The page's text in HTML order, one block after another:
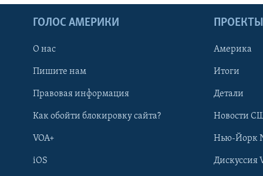
ГОЛОС АМЕРИКИ
О нас
Пишите нам
Правовая информация
Как обойти блокировку сайта?
VOA+
iOS
ПРОЕКТЫ
Америка
Итоги
Детали
Новости
Нью-Йорк
Дискуссия